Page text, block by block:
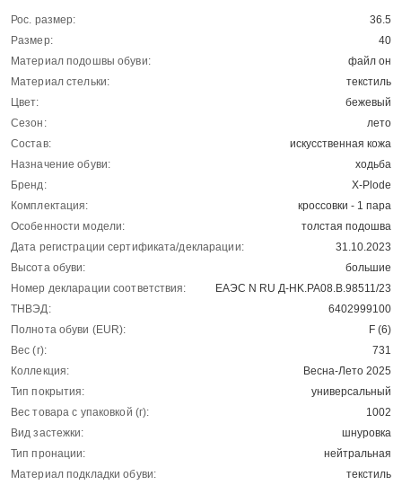
Рос. размер:
36.5
Размер:
40
Материал подошвы обуви:
файл он
Материал стельки:
текстиль
Цвет:
бежевый
Сезон:
лето
Состав:
искусственная кожа
Назначение обуви:
ходьба
Бренд:
X-Plode
Комплектация:
кроссовки - 1 пара
Особенности модели:
толстая подошва
Дата регистрации сертификата/декларации:
31.10.2023
Высота обуви:
большие
Номер декларации соответствия:
ЕАЭС N RU Д-HK.РА08.В.98511/23
ТНВЭД:
6402999100
Полнота обуви (EUR):
F (6)
Вес (г):
731
Коллекция:
Весна-Лето 2025
Тип покрытия:
универсальный
Вес товара с упаковкой (г):
1002
Вид застежки:
шнуровка
Тип пронации:
нейтральная
Материал подкладки обуви:
текстиль